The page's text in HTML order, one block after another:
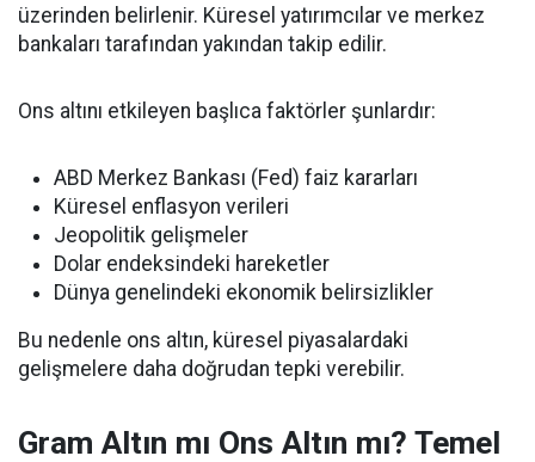
üzerinden belirlenir. Küresel yatırımcılar ve merkez
bankaları tarafından yakından takip edilir.
Ons altını etkileyen başlıca faktörler şunlardır:
ABD Merkez Bankası (Fed) faiz kararları
Küresel enflasyon verileri
Jeopolitik gelişmeler
Dolar endeksindeki hareketler
Dünya genelindeki ekonomik belirsizlikler
Bu nedenle ons altın, küresel piyasalardaki
gelişmelere daha doğrudan tepki verebilir.
Gram Altın mı Ons Altın mı? Temel